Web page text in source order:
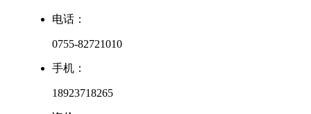
电话：
0755-82721010
手机：
18923718265